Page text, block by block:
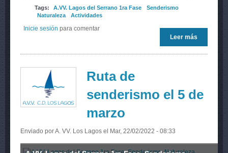
Tags: A.VV. Lagos del Serrano 1ra Fase
Senderismo
Naturaleza
Actividades
Leer más sobre
de
Inicie sesión para comentar
Ruta de
senderismo el 5 de
marzo
Enviado porA. VV. Los Lagos el Mar, 22/02/2022 - 08:33